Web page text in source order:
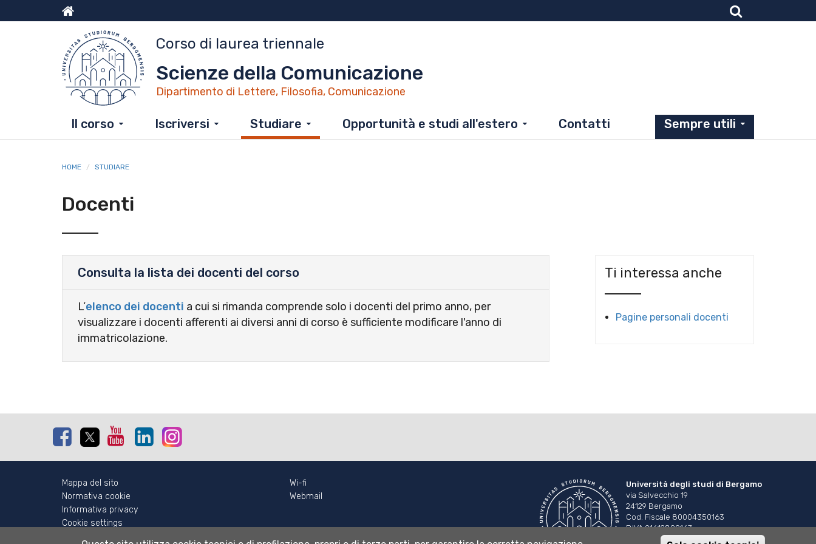
al
Menu
top
Corso di laurea triennale
Scienze della Comunicazione
Dipartimento di Lettere, Filosofia, Comunicazione
Il corso Iscriversi Studiare Opportunità e studi all'estero Contatti Sempre utili
HOME STUDIARE
Docenti
Consulta la lista dei docenti del corso
L’elenco dei docenti a cui si rimanda comprende solo i docenti del primo anno, per
visualizzare i docenti afferenti ai diversi anni di corso è sufficiente modificare l'anno di
immatricolazione.
Ti interessa anche
Pagine personali docenti
FacebookTwitterYoutubeLinkedin
Mappa del sito
Normativa cookie
Informativa privacy
Cookie settings
Wi-fi
Webmail
Università degli studi di Bergamo
via Salvecchio 19
24129 Bergamo
Cod. Fiscale 80004350163
P.IVA 01612800167
Centralino 035 2052111